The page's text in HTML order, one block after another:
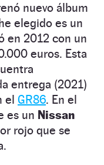
nuevo álbum
elegido es un
en 2012 con un
euros. Esta
entrega (2021)
el GR86. En el
es un Nissan
rojo que se